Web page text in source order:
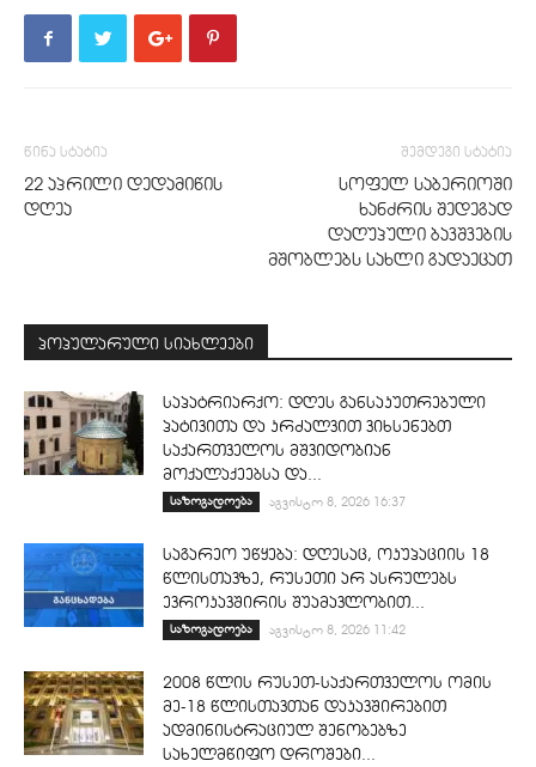
წინა სტატია
22 აპრილი დედამიწის
დღეა
შემდეგი სტატია
სოფელ საბერიოში
ხანძრის შედეგად
დაღუპული ბავშვების
მშობლებს სახლი გადაეცათ
პოპულარული სიახლეები
საპატრიარქო: დღეს განსაკუთრებული
პატივითა და კრძალვით ვიხსენებთ
საქართველოს მშვიდობიან
მოქალაქეებსა და...
საზოგადოება აგვისტო 8, 2026 16:37
საგარეო უწყება: დღესაც, ოკუპაციის 18
წლისთავზე, რუსეთი არ ასრულებს
ევროკავშირის შუამავლობით...
საზოგადოება აგვისტო 8, 2026 11:42
2008 წლის რუსეთ-საქართველოს ომის
მე-18 წლისთავთან დაკავშირებით
ადმინისტრაციულ შენობებზე
სახელმწიფო დროშები...